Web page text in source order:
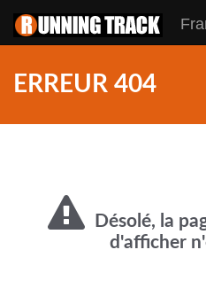
ERREUR 404
Désolé, la
d'afficher